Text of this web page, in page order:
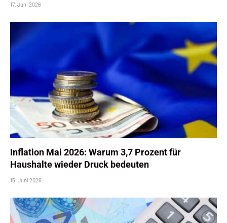
17. Juni 2026
Inflation Mai 2026: Warum 3,7 Prozent für
Haushalte wieder Druck bedeuten
15. Juni 2026